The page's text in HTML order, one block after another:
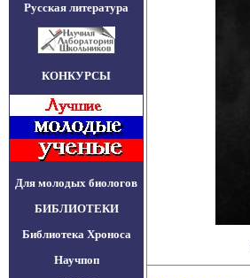
Русская литература
КОНКУРСЫ
Для молодых биологов
БИБЛИОТЕКИ
Библиотека Хроноса
Научпоп